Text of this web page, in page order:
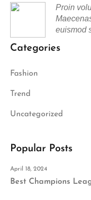
Proin
euismod
Categories
Fashion
Trend
Uncategorized
Popular Posts
April 18, 2024
Best Champions